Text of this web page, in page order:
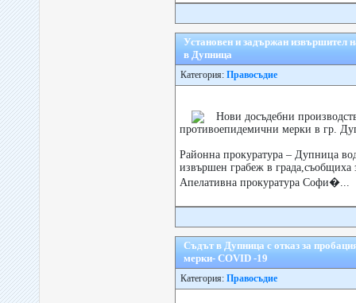
Установен и задържан извършител
в Дупница
Категория: Правосъдие
Нови досъдебни
противоепидемични мерки в гр.
Районна прокуратура – Дупница
извършен грабеж в града,съобщиха
Апелативна прокуратура Софи�...
Съдът в Дупница с отказ за
мерки- COVID -19
Категория: Правосъдие